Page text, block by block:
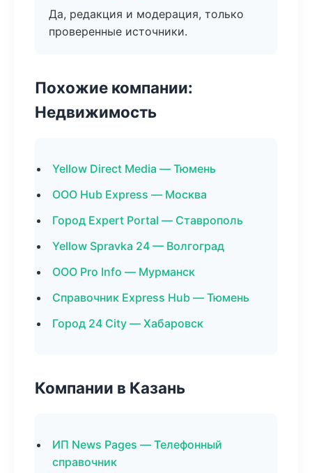
Да, редакция и модерация, только
проверенные источники.
Похожие компании:
Недвижимость
Yellow Direct Media — Тюмень
ООО Hub Express — Москва
Город Expert Portal — Ставрополь
Yellow Spravka 24 — Волгоград
ООО Pro Info — Мурманск
Справочник Express Hub — Тюмень
Город 24 City — Хабаровск
Компании в Казань
ИП News Pages — Телефонный
справочник